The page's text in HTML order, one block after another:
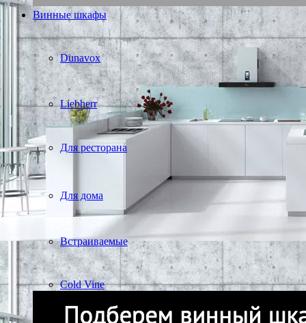
Винные шкафы
Dunavox
Liebherr
Для ресторана
Для дома
Встраиваемые
Cold Vine